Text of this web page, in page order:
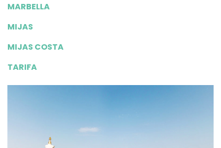
MARBELLA
MIJAS
MIJAS COSTA
TARIFA